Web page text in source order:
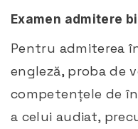
Examen admitere
Pentru admiterea
engleză, proba de
competențele de
a celui audiat,